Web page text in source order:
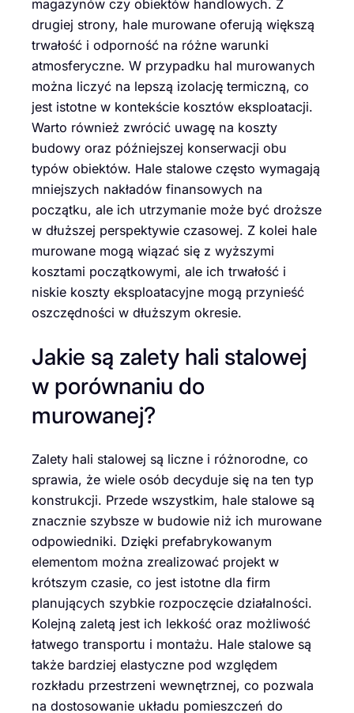
magazynów czy obiektów handlowych. Z
drugiej strony, hale murowane oferują większą
trwałość i odporność na różne warunki
atmosferyczne. W przypadku hal murowanych
można liczyć na lepszą izolację termiczną, co
jest istotne w kontekście kosztów eksploatacji.
Warto również zwrócić uwagę na koszty
budowy oraz późniejszej konserwacji obu
typów obiektów. Hale stalowe często wymagają
mniejszych nakładów finansowych na
początku, ale ich utrzymanie może być droższe
w dłuższej perspektywie czasowej. Z kolei hale
murowane mogą wiązać się z wyższymi
kosztami początkowymi, ale ich trwałość i
niskie koszty eksploatacyjne mogą przynieść
oszczędności w dłuższym okresie.
Jakie są zalety hali stalowej
w porównaniu do
murowanej?
Zalety hali stalowej są liczne i różnorodne, co
sprawia, że wiele osób decyduje się na ten typ
konstrukcji. Przede wszystkim, hale stalowe są
znacznie szybsze w budowie niż ich murowane
odpowiedniki. Dzięki prefabrykowanym
elementom można zrealizować projekt w
krótszym czasie, co jest istotne dla firm
planujących szybkie rozpoczęcie działalności.
Kolejną zaletą jest ich lekkość oraz możliwość
łatwego transportu i montażu. Hale stalowe są
także bardziej elastyczne pod względem
rozkładu przestrzeni wewnętrznej, co pozwala
na dostosowanie układu pomieszczeń do